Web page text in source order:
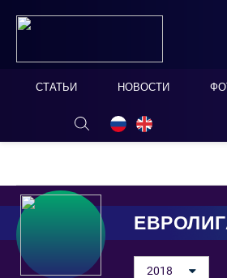
СТАТЬИ НОВОСТИ
ОНЛАЙН ТАБЛО СКРЫТЬ
2018